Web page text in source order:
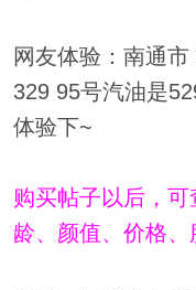
网友体验：南通
329 95号汽油是
体验下~
购买帖子以后，
龄、颜值、价格、